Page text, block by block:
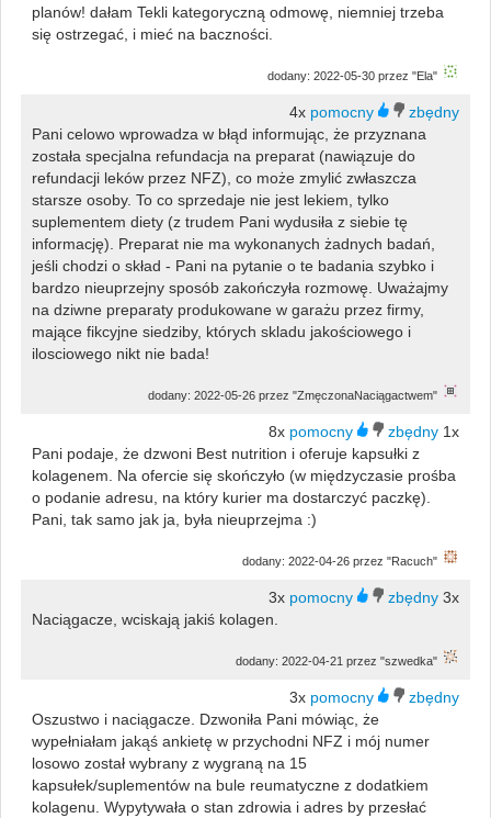
planów! dałam Tekli kategoryczną odmowę, niemniej trzeba
się ostrzegać, i mieć na baczności.
dodany: 2022-05-30 przez "Ela"
4x
Pani celowo wprowadza w błąd informując, że przyznana
została specjalna refundacja na preparat (nawiązuje do
refundacji leków przez NFZ), co może zmylić zwłaszcza
starsze osoby. To co sprzedaje nie jest lekiem, tylko
suplementem diety (z trudem Pani wydusiła z siebie tę
informację). Preparat nie ma wykonanych żadnych badań,
jeśli chodzi o skład - Pani na pytanie o te badania szybko i
bardzo nieuprzejny sposób zakończyła rozmowę. Uważajmy
na dziwne preparaty produkowane w garażu przez firmy,
mające fikcyjne siedziby, których skladu jakościowego i
ilosciowego nikt nie bada!
dodany: 2022-05-26 przez "ZmęczonaNaciągactwem"
8x
1x
Pani podaje, że dzwoni Best nutrition i oferuje kapsułki z
kolagenem. Na ofercie się skończyło (w międzyczasie prośba
o podanie adresu, na który kurier ma dostarczyć paczkę).
Pani, tak samo jak ja, była nieuprzejma :)
dodany: 2022-04-26 przez "Racuch"
3x
3x
Naciągacze, wciskają jakiś kolagen.
dodany: 2022-04-21 przez "szwedka"
3x
Oszustwo i naciągacze. Dzwoniła Pani mówiąc, że
wypełniałam jakąś ankietę w przychodni NFZ i mój numer
losowo został wybrany z wygraną na 15
kapsułek/suplementów na bule reumatyczne z dodatkiem
kolagenu. Wypytywała o stan zdrowia i adres by przesłać